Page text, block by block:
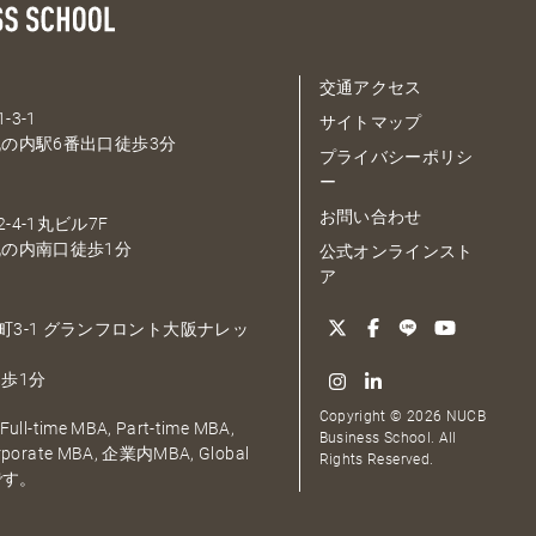
3-1
内駅6番出口徒歩3分
4-1丸ビル7F
内南口徒歩1分
3-1 グランフロント大阪ナレッ
1分
time MBA, Part-time MBA,
MBA, 企業内MBA, Global
。
交通アクセス
サイトマップ
プライバシーポリシ
ー
お問い合わせ
公式オンラインスト
ア
Copyright © 2026 NUCB
Business School. All
Rights Reserved.